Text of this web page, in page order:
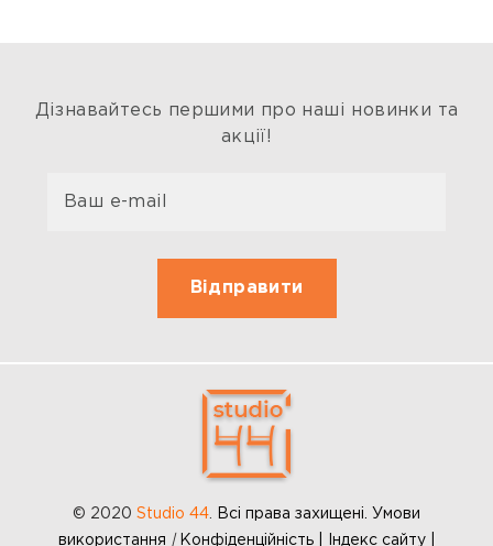
Дізнавайтесь першими про наші новинки та
акції!
© 2020 Studio 44
Всі права захищені. Умови
використання | Конфіденційність | Індекс сайту |